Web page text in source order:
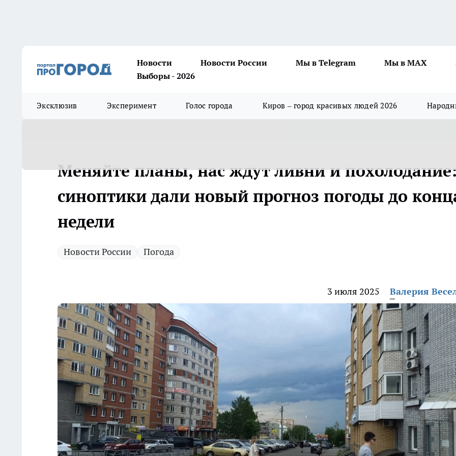
Новости Новости России Мы в Telegram Мы в MAX
Выборы - 2026
Эксклюзив Эксперимент Голос города Киров – город красивых людей 2026
Меняйте планы, нас ждут ливни и
синоптики дали новый прогноз погоды до
недели
Новости России Погода
3 июля 2025 Валерия